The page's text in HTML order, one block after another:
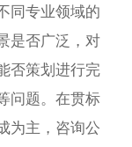
同专业领域的
是否广泛，对
否策划进行完
问题。在贯标
为主，咨询公